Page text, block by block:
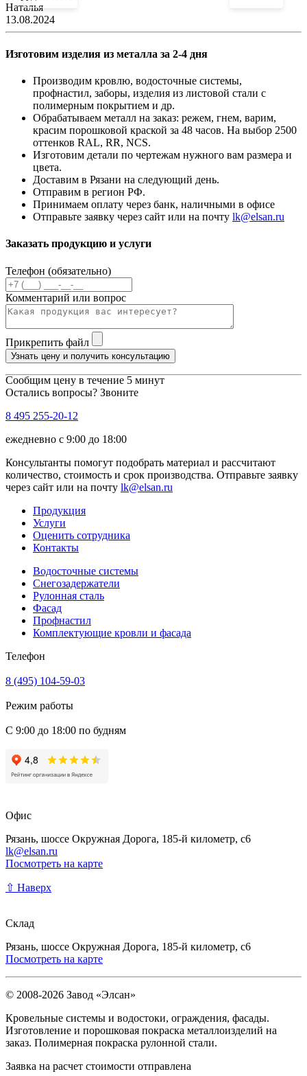
Наталья
13.08.2024
Изготовим изделия из металла за 2-4 дня
Производим кровлю, водосточные системы,
профнастил, заборы, изделия из листовой стали с
полимерным покрытием и др.
Обрабатываем металл на заказ: режем, гнем, варим,
красим порошковой краской за 48 часов. На выбор 2500
оттенков RAL, RR, NCS.
Изготовим детали по чертежам нужного вам размера и
цвета.
Доставим в Рязани на следующий день.
Отправим в регион РФ.
Принимаем оплату через банк, наличными в офисе
Отправьте заявку через сайт или на почту lk@elsan.ru
Заказать продукцию и услуги
Телефон (обязательно)
Комментарий или вопрос
Прикрепить файл
Узнать цену и получить консультацию
Сообщим цену в течение 5 минут
Остались вопросы? Звоните
8 495 255-20-12
ежедневно с 9:00 до 18:00
Консультанты помогут подобрать материал и рассчитают
количество, стоимость и срок производства. Отправьте заявку
через сайт или на почту lk@elsan.ru
Продукция
Услуги
Оценить сотрудника
Контакты
Водосточные системы
Снегозадержатели
Рулонная сталь
Фасад
Профнастил
Комплектующие кровли и фасада
Телефон
8 (495) 104-59-03
Режим работы
С 9:00 до 18:00 по будням
Офис
Рязань, шоссе Окружная Дорога, 185-й километр, с6
lk@elsan.ru
Посмотреть на карте
⇧ Наверх
Склад
Рязань, шоссе Окружная Дорога, 185-й километр, с6
Посмотреть на карте
© 2008-2026 Завод «Элсан»
Кровельные системы и водостоки, ограждения, фасады.
Изготовление и порошковая покраска металлоизделий на
заказ. Полимерная покраска рулонной стали.
Заявка на расчет стоимости отправлена